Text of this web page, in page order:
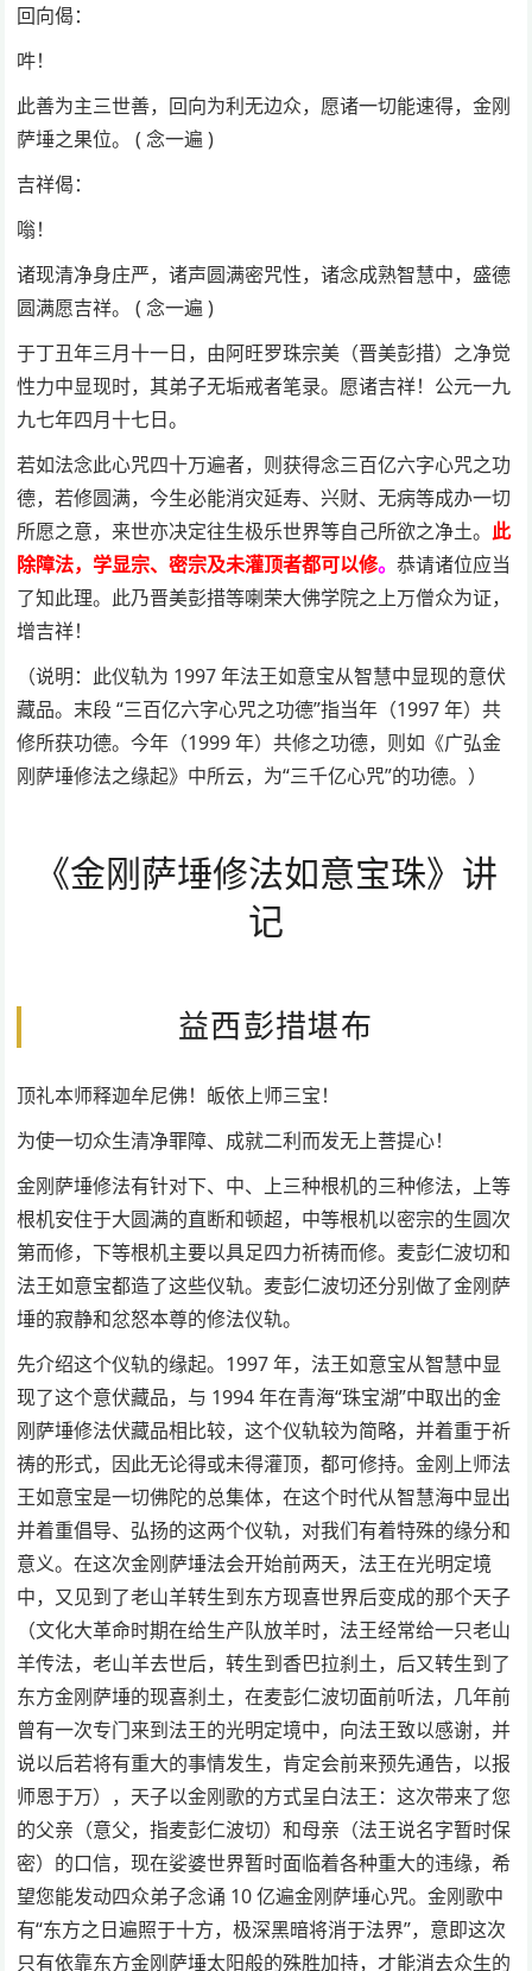
回向偈：
吽！
此善为主三世善，回向为利无边众，愿诸一切能速得，金刚
萨埵之果位。 ( 念一遍 )
吉祥偈：
嗡！
诸现清净身庄严，诸声圆满密咒性，诸念成熟智慧中，盛德
圆满愿吉祥。 ( 念一遍 )
于丁丑年三月十一日，由阿旺罗珠宗美（晋美彭措）之净觉
性力中显现时，其弟子无垢戒者笔录。愿诸吉祥！公元一九
九七年四月十七日。
若如法念此心咒四十万遍者，则获得念三百亿六字心咒之功
德，若修圆满，今生必能消灾延寿、兴财、无病等成办一切
所愿之意，来世亦决定往生极乐世界等自己所欲之净土。此
除障法，学显宗、密宗及未灌顶者都可以修。恭请诸位应当
了知此理。此乃晋美彭措等喇荣大佛学院之上万僧众为证，
增吉祥！
（说明：此仪轨为 1997 年法王如意宝从智慧中显现的意伏
藏品。末段 “三百亿六字心咒之功德”指当年（1997 年）共
修所获功德。今年（1999 年）共修之功德，则如《广弘金
刚萨埵修法之缘起》中所云，为“三千亿心咒”的功德。）
《金刚萨埵修法如意宝珠》讲
记
益西彭措堪布
顶礼本师释迦牟尼佛！皈依上师三宝！
为使一切众生清净罪障、成就二利而发无上菩提心！
金刚萨埵修法有针对下、中、上三种根机的三种修法，上等
根机安住于大圆满的直断和顿超，中等根机以密宗的生圆次
第而修，下等根机主要以具足四力祈祷而修。麦彭仁波切和
法王如意宝都造了这些仪轨。麦彭仁波切还分别做了金刚萨
埵的寂静和忿怒本尊的修法仪轨。
先介绍这个仪轨的缘起。1997 年，法王如意宝从智慧中显
现了这个意伏藏品，与 1994 年在青海“珠宝湖”中取出的金
刚萨埵修法伏藏品相比较，这个仪轨较为简略，并着重于祈
祷的形式，因此无论得或未得灌顶，都可修持。金刚上师法
王如意宝是一切佛陀的总集体，在这个时代从智慧海中显出
并着重倡导、弘扬的这两个仪轨，对我们有着特殊的缘分和
意义。在这次金刚萨埵法会开始前两天，法王在光明定境
中，又见到了老山羊转生到东方现喜世界后变成的那个天子
（文化大革命时期在给生产队放羊时，法王经常给一只老山
羊传法，老山羊去世后，转生到香巴拉刹土，后又转生到了
东方金刚萨埵的现喜刹土，在麦彭仁波切面前听法，几年前
曾有一次专门来到法王的光明定境中，向法王致以感谢，并
说以后若将有重大的事情发生，肯定会前来预先通告，以报
师恩于万），天子以金刚歌的方式呈白法王：这次带来了您
的父亲（意父，指麦彭仁波切）和母亲（法王说名字暂时保
密）的口信，现在娑婆世界暂时面临着各种重大的违缘，希
望您能发动四众弟子念诵 10 亿遍金刚萨埵心咒。金刚歌中
有“东方之日遍照于十方，极深黑暗将消于法界”，意即这次
只有依靠东方金刚萨埵太阳般的殊胜加持，才能消去众生的